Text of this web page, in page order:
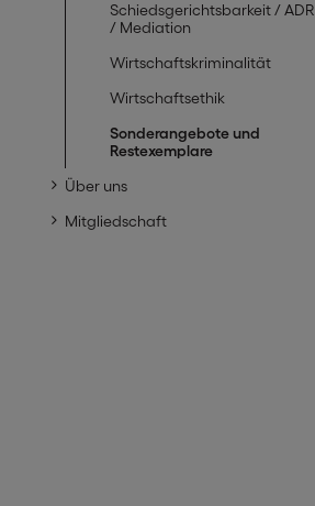
Schiedsgerichtsbarkeit / ADR
/ Mediation
Wirtschaftskriminalität
Wirtschaftsethik
Sonderangebote und
Restexemplare
Über uns
Mitgliedschaft